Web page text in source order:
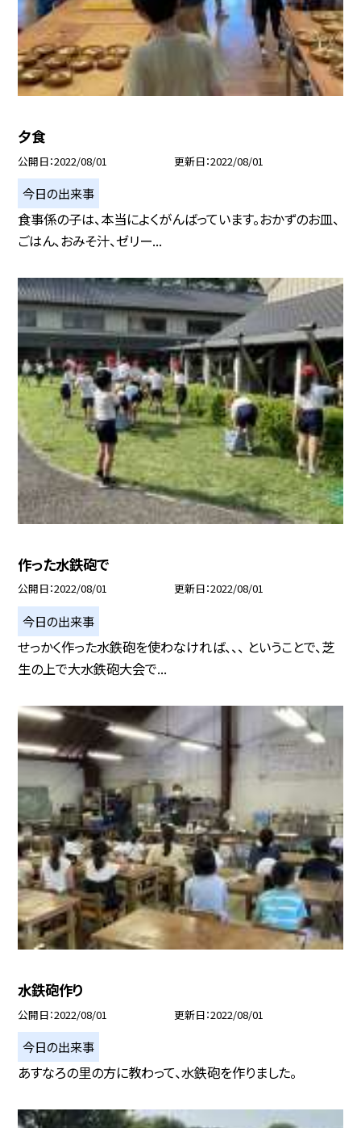
夕食
公開日 2022/08/01 更新日 2022/08/01
今日の出来事
食事係の子は、本当によくがんばっています。おかずのお皿、
ごはん、おみそ汁、ゼリー...
作った水鉄砲で
公開日 2022/08/01 更新日 2022/08/01
今日の出来事
せっかく作った水鉄砲を使わなければ、、、 ということで、芝
生の上で大水鉄砲大会で...
水鉄砲作り
公開日 2022/08/01 更新日 2022/08/01
今日の出来事
あすなろの里の方に教わって、水鉄砲を作りました。